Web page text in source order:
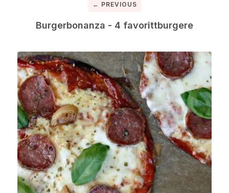
← PREVIOUS
Burgerbonanza - 4 favorittburgere